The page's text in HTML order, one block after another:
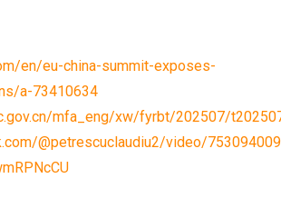
en/eu-china-summit-exposes-
a-73410634
mfa_eng/xw/fyrbt/202507/
@petrescuclaudiu2/video/